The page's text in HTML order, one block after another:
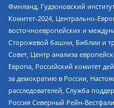
Финланд, Гудзоновский
Комитет-2024, Центрально-
восточноевропейских и
Сторожевой башни, Библии и
Совет, Центр анализа
Европа, Российский комитет
за демократию в России,
расследователей, Служба
Россия Северный Рейн-